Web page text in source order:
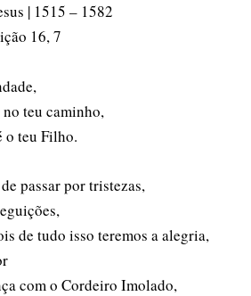
| 1515 – 1582
16, 7
teu caminho,
o teu Filho.
passar por tristezas,
de tudo isso teremos a alegria,
com o Cordeiro Imolado,